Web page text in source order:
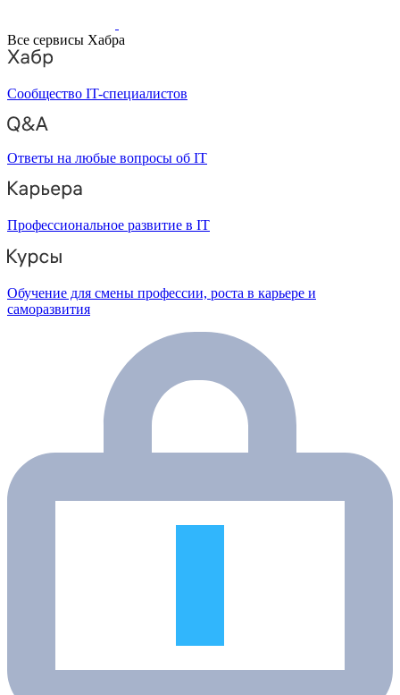
Все сервисы Хабра
Сообщество IT-специалистов
Ответы на любые вопросы об IT
Профессиональное развитие в IT
Обучение для смены профессии, роста в карьере и
саморазвития